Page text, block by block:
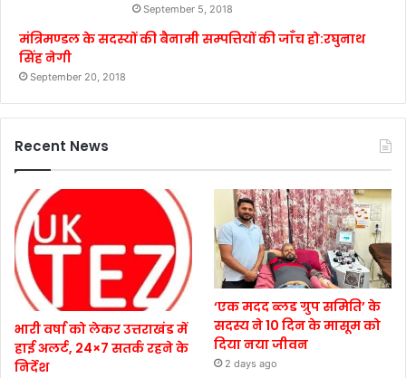
September 5, 2018
मंत्रिमण्डल के सदस्यों की बैनामी सम्पत्तियों की जाँच हो:रघुनाथ
सिंह नेगी
September 20, 2018
Recent News
भारी वर्षा को लेकर उत्तराखंड में
हाई अलर्ट, 24×7 सतर्क रहने के
निर्देश
‘एक मदद ब्लड ग्रुप समिति’ के
सदस्य ने 10 दिन के मासूम को
दिया नया जीवन
2 days ago